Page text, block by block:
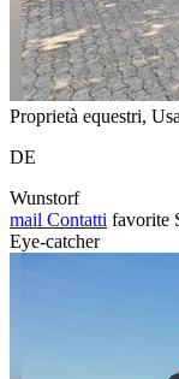
Proprietà equestri,
DE
Wunstorf
mail Contatti favorite
Eye-catcher